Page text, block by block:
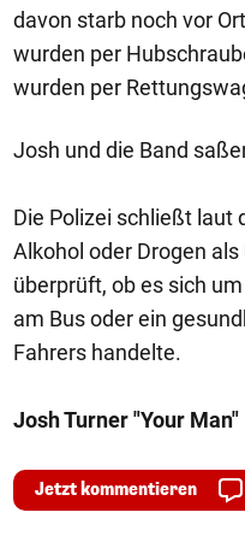
davon starb noch vor
wurden per
wurden per
Josh und die Band
Die Polizei schließt laut
Alkohol oder Drogen
überprüft, ob es sich
am Bus oder ein
Fahrers handelte.
Josh Turner "Your Man"
Jetzt kommentieren